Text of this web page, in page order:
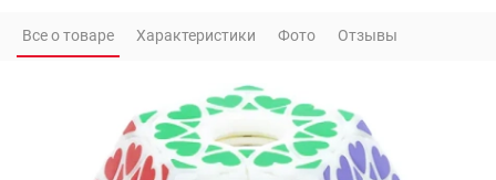
Все о товаре Характеристики Фото Отзывы